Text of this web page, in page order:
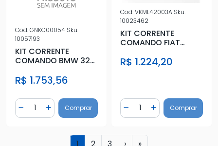
Cod.GNKC00054 Sku.
10057193
KIT CORRENTE
COMANDO BMW 320I
N46
R$ 1.753,56
Diminuir Quantidade
Quantidade
Adicionar Quantidade
Comprar
Cod.VKML42003A Sku.
10023462
KIT CORRENTE
COMANDO FIAT
2011 A 2016
R$ 1.224,20
Diminuir Quantidade
Quantidade
AdicionarComprar
1 2 3 › »